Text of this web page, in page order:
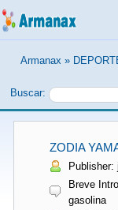
Armanax »
Buscar:
ZODIA
Publisher:
Breve
gasolina